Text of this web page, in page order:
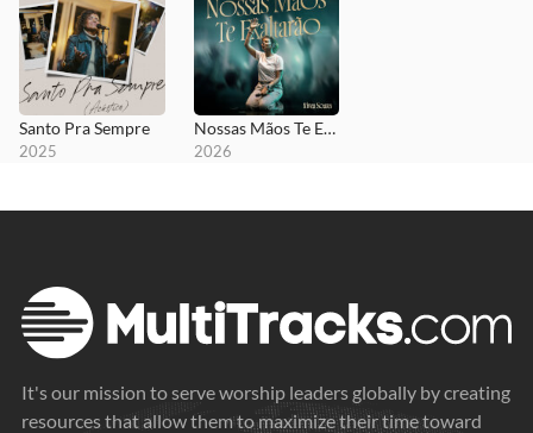
Santo Pra Sempre
2025
Nossas Mãos Te Exaltarão
2026
It's our mission to serve worship leaders globally by creating
resources that allow them to maximize their time toward